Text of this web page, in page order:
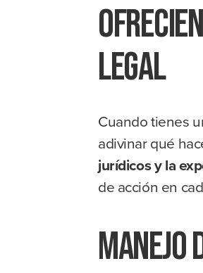
legal
Cuando tienes
adivinar qué
jurídicos y la
de acción en
Manejo